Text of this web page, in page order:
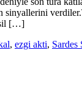
[…]
, ezgi akti,